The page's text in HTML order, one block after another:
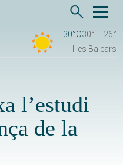
30°C30°
26°
Illes Balears
l’estudi
de la